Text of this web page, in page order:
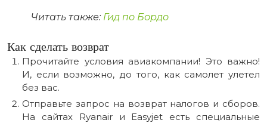
Читать также: Гид по Бордо
Как сделать возврат
Прочитайте условия авиакомпании! Это важно!
И, если возможно, до того, как самолет улетел
без вас.
Отправьте запрос на возврат налогов и сборов.
На сайтах Ryanair и Easyjet есть специальные